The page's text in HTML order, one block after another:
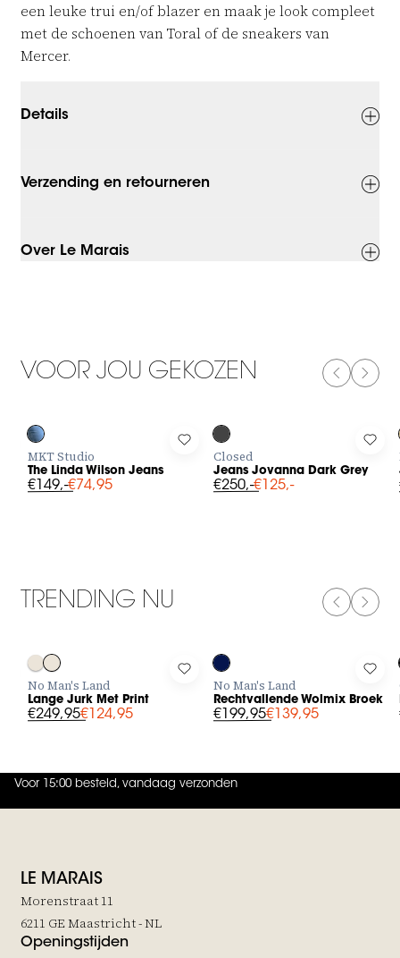
een leuke trui en/of blazer en maak je look compleet
met de schoenen van Toral of de sneakers van
Mercer.
Details
Verzending en retourneren
Over Le Marais
VOOR JOU GEKOZEN
in to add The Linda Wilson Jeans to your wishlist
MKT Studio
The Linda Wilson Jeans
€149,-€74,95
Log in to add Jeans Jovanna
Closed
Jeans Jovanna Dark Grey
€250,-€125,-
Log
TRENDING NU
in to add Lange Jurk Met Print to your wishlist
No Man's Land
Lange Jurk Met Print
€249,95€124,95
Log in to add Rechtvallende
No Man's Land
Rechtvallende Wolmix Broek
€199,95€139,95
Log
Voor 15:00 besteld, vandaag verzonden
4.9 uit5 (737 reviews)
LE MARAIS
Morenstraat 11
6211 GE Maastricht - NL
Openingstijden